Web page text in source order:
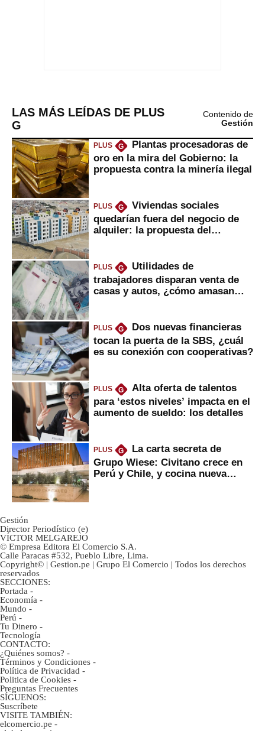
LAS MÁS LEÍDAS DE PLUS
G
Contenido de
Gestión
PLUS G
Plantas procesadoras de
oro en la mira del Gobierno: la
propuesta contra la minería ilegal
PLUS G
Viviendas sociales
quedarían fuera del negocio de
alquiler: la propuesta del
PLUS G
Utilidades de
trabajadores disparan venta de
casas y autos, ¿cómo amasan
PLUS G
Dos nuevas financieras
tocan la puerta de la SBS, ¿cuál
es su conexión con cooperativas?
PLUS G
Alta oferta de talentos
para ‘estos niveles’ impacta en el
aumento de sueldo: los detalles
PLUS G
La carta secreta de
Grupo Wiese: Civitano crece en
Perú y Chile, y cocina nueva
Gestión
Director Periodístico (e)
VÍCTOR MELGAREJO
© Empresa Editora El Comercio S.A.
Calle Paracas #532, Pueblo Libre, Lima.
Copyright© | Gestion.pe | Grupo El Comercio | Todos los derechos
reservados
SECCIONES:
Portada -
Economía -
Mundo -
Perú -
Tu Dinero -
Tecnología
CONTACTO:
¿Quiénes somos? -
Términos y Condiciones -
Política de Privacidad -
Politica de Cookies -
Preguntas Frecuentes
SÍGUENOS:
Suscríbete
VISITE TAMBIÉN:
elcomercio.pe -